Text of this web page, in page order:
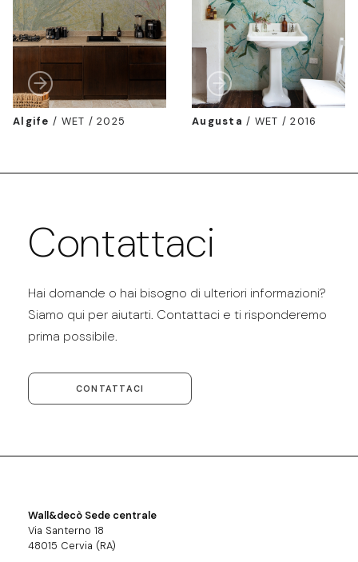
Algife / WET / 2025 Augusta / WET / 2016
Contattaci
Hai domande o hai bisogno di ulteriori informazioni?
Siamo qui per aiutarti. Contattaci e ti risponderemo
prima possibile.
CONTATTACI
Wall&decò Sede centrale
Via Santerno 18
48015 Cervia (RA)